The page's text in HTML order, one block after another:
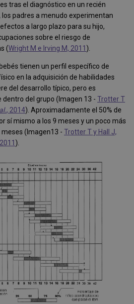
tras el diagnóstico en un recién
los padres a menudo experimentan
a largo plazo para su hijo,
sobre el riesgo de
(Wright M e Irving M, 2011 ).
tienen un perfil específico de
en la adquisición de habilidades
del desarrollo típico, pero es
del grupo (Imagen 13 - Trotter T
, 2014). Aproximadamente el 50% de
sí mismo a los 9 meses y un poco más
meses (Imagen13 - Trotter T y Hall J,
).